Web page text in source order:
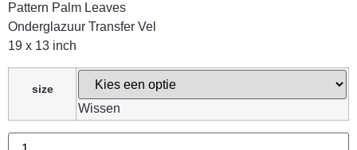
Pattern Palm Leaves
Onderglazuur Transfer Vel
19 x 13 inch
size
Wissen